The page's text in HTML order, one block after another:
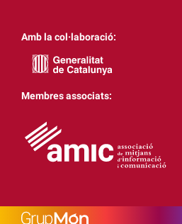
Amb la col·laboració:
Membres associats: